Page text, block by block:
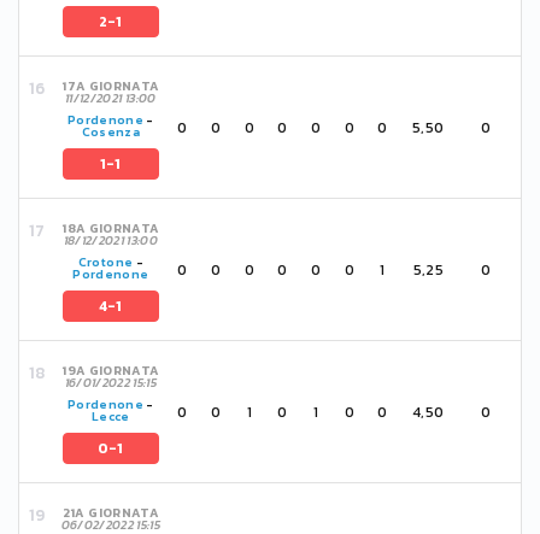
2-1
17A GIORNATA
11/12/2021 13:00
Pordenone -
Cosenza
1-1
0 0 0 0 0 0 0 5,50 0
18A GIORNATA
18/12/2021 13:00
Crotone -
Pordenone
4-1
0 0 0 0 0 0 1 5,25 0
19A GIORNATA
16/01/2022 15:15
Pordenone -
Lecce
0-1
0 0 1 0 1 0 0 4,50 0
21A GIORNATA
06/02/2022 15:15